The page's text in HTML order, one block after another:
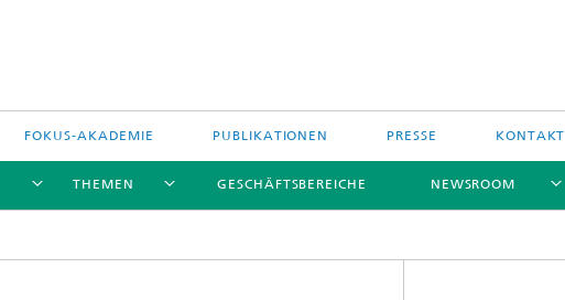
FOKUS-AKADEMIE PUBLIKATIONEN PRESSE KONTAKT
THEMEN GESCHÄFTSBEREICHE NEWSROOM